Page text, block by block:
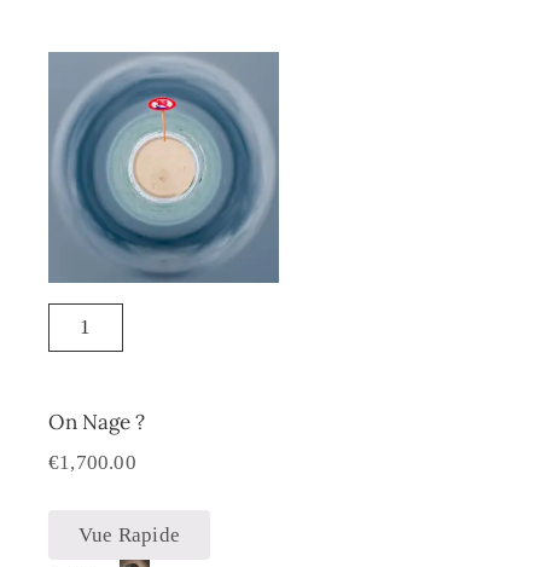
On Nage ?
€1,700.00
Vue Rapide